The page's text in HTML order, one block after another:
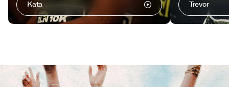
Kata Trevor